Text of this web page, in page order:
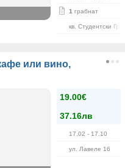
1 грабнат
кв. Студентски
или вино,
19.00€
37.16лв
17.02 - 17.10
ул. Лавеле 16